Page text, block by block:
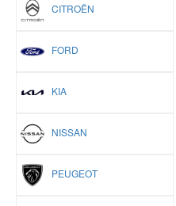
CITROËN
FORD
KIA
NISSAN
PEUGEOT